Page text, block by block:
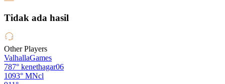
Tidak ada hasil
Other Players
ValhallaGames
787° kenethagar06
1093° MNcl